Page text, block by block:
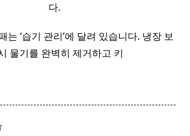
다.
는 ‘습기 관리’에 달려 있습니다. 냉장 보
물기를 완벽히 제거하고 키